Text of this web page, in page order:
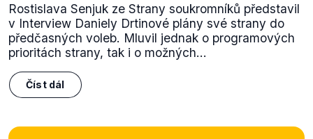
Rostislava Senjuk ze Strany soukromníků představil
v Interview Daniely Drtinové plány své strany do
předčasných voleb. Mluvil jednak o programových
prioritách strany, tak i o možných...
Číst dál